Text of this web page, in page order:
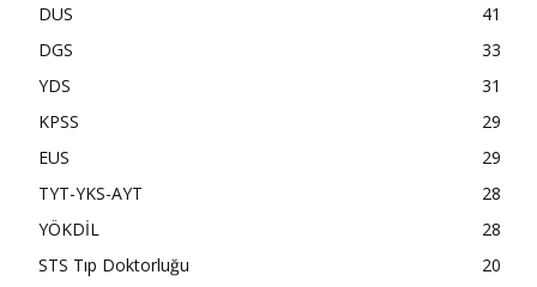
DUS
41
DGS
33
YDS
31
KPSS
29
EUS
29
TYT-YKS-AYT
28
YÖKDİL
28
STS Tıp Doktorluğu
20